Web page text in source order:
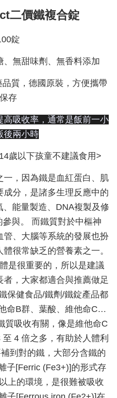
二價鐵複合錠
錠
無甜味劑、無香料添加
質，德國原裝，方便攜帶
保存
高吸收率，通常是飯前一小
後兩小時
歲以下孩童不建議食用>
一，因為鐵是血紅蛋白、肌
分，是諸多生理反應中的
能量製造、DNA複製及修
與。 而鐵質對於中樞神
管、大腦等系統的發展也扮
很常缺乏的營養素之一。
是很重要的，所以是建議
，大家都適合與推薦做足
保健食品/鐵劑/鐵錠產品都
命B群、葉酸、維他命C…
質吸收有關，像是維他命C
4 倍之多，有助於人體利
到對的鐵，大部分含鐵的
子[Ferric (Fe3+)]的形式存
上的環境，是很難被吸收